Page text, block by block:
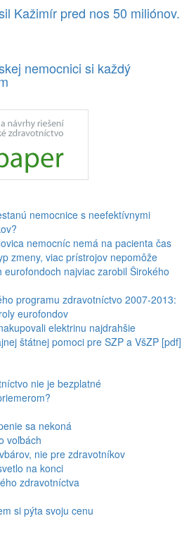
Kažimír pred nos 50 miliónov.
nemocnici si každý
nemocnice s neefektívnymi
nemocníc nemá na pacienta čas
zmeny, viac prístrojov nepomôže
eurofondoch najviac zarobil Širokého
programu zdravotníctvo 2007-2013:
eurofondov
elektrinu najdrahšie
štátnej pomoci pre SZP a VšZP [pdf]
nie je bezplatné
sa nekoná
voľbách
nie pre zdravotníkov
na konci
zdravotníctva
si pýta svoju cenu